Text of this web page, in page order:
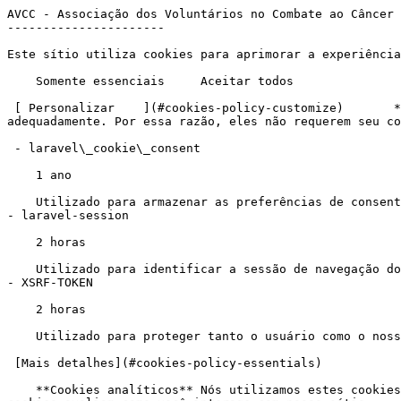
AVCC - Associação dos Voluntários no Combate ao Câncer - Emef “João Garcia Andreo” doa “Lacre Amigo” para a AVCC                      Nós utilizamos cookies
----------------------

Este sítio utiliza cookies para aprimorar a experiência geral do usuário.

    Somente essenciais     Aceitar todos  

 [ Personalizar    ](#cookies-policy-customize)       **Cookies essenciais** Há alguns cookies que precisamos incluir para que certas páginas web funcionem adequadamente. Por essa razão, eles não requerem seu consentimento.

 - laravel\_cookie\_consent

    1 ano

    Utilizado para armazenar as preferências de consentimento de cookies do usuário.
- laravel-session

    2 horas

    Utilizado para identificar a sessão de navegação do usuário.
- XSRF-TOKEN

    2 horas

    Utilizado para proteger tanto o usuário como o nosso sítio contra ataques de falsificação de solicitações entre sítios.

 [Mais detalhes](#cookies-policy-essentials) 

    **Cookies analíticos** Nós utilizamos estes cookies para análise interna sobre como podemos aprimorar o serviço que fornecemos a todos os nossos usuários. Estes cookies avaliam como você interage com nosso sítio.

 - \_ga

    1 ano

    Utilizado pelo Google Analytics para distinguir usuários.
- \_gid

    1 dia

    Utilizado pelo Google Analytics para distinguir usuários.
- \_gat

    1 minuto

    Utilizado pelo Google Analytics para limitar a taxa de solicitações.

 [Mais detalhes](#cookies-policy-analytics) 

 Salvar configurações 

 - 17997331836
- avccfernandopolis@gmail.com

  [ ![AVCC -  Associação dos Voluntários no Combate ao Câncer Foto](https://storage.admcafe.com.br/w-avcc/4a72426a4f119d86f59db7cdb775d15f.png) ](/) 

  - [Início](/)
- [Quem Somos](/#sobre)
- [Notícias](/#noticias)
- [Projetos](#projetos)
- [Doações](/#doacao)
- [Transparência](/transparencia)
- [ Contato ](/#contato)

     ![Emef “João Garcia Andreo” doa “Lacre Amigo” para a AVCC Foto](https://storage.admcafe.com.br/w-avcc/68a96d3660f011b61869eff768a3e4f4.jpg) 

Emef “João Garcia Andreo” doa “Lacre Amigo” para a AVCC 
========================================================

- [](https://www.facebook.com/sharer/sharer.php?u=https%3A%2F%2Favcc.com.br%2Fpost%2Fnoticia%2F686%2Femef-joao-garcia-andreo-doa-lacre-amigo-para-a-avcc)
- [](https://twitter.com/intent/tweet?url=https%3A%2F%2Favcc.com.br%2Fpost%2Fnoticia%2F686%2Femef-joao-garcia-andreo-doa-lacre-amigo-para-a-avcc&text=Emef+%E2%80%9CJo%C3%A3o+Garcia+Andreo%E2%80%9D+doa+%E2%80%9CLacre+Amigo%E2%80%9D+para+a+AVCC)
- [](https://www.linkedin.com/sharing/share-offsite/?url=https%3A%2F%2Favcc.com.br%2Fpost%2Fnoticia%2F686%2Femef-joao-garcia-andreo-doa-lacre-amigo-para-a-avcc)
- [](https://wa.me/?text=Emef+%E2%80%9CJo%C3%A3o+Garcia+Andreo%E2%80%9D+doa+%E2%80%9CLacre+Amigo%E2%80%9D+para+a+AVCC+https%3A%2F%2Favcc.com.br%2Fpost%2Fnoticia%2F686%2Femef-joao-garcia-andreo-doa-lacre-amigo-para-a-avcc)

A EMEF “João Garcia Andreo” encerrou seu ciclo de 2025 da 7ª Edição do Projeto Lacre Amigo e da 5ª Edição do Concurso de Redação e Desenho. As iniciativas, que mobilizaram estudantes, pais e a vizinhança, consolidam a escola como um polo de conscientização e cidadania na comunidade local.

Lançado em 2019 pelo diretor André Luiz Lemos de Oliveira, o Projeto Lacre Amigo nasceu com um propósito claro: transformar pequenos gestos em um grande impacto. A meta é simples: coletar lacres